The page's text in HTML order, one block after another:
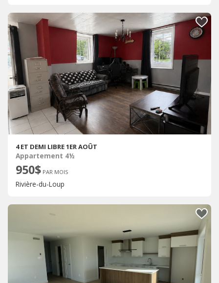
4 ET DEMI LIBRE 1ER AOÛT
Appartement 4½
950$ PAR MOIS
Rivière-du-Loup